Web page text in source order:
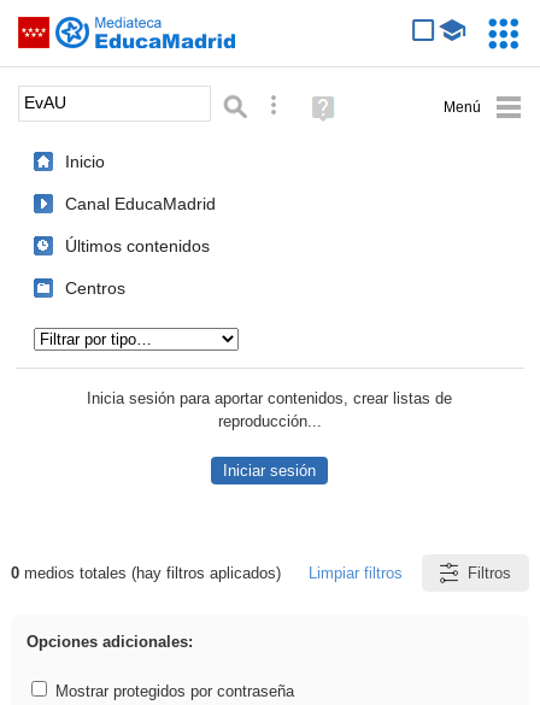
Saltar navegación
Palabra o frase: Búsqueda avanzada
Ayuda
(en
Inicio
Canal EducaMadrid
Últimos contenidos
Centros
Inicia sesión para aportar contenidos, crear listas de
reproducción...
Iniciar sesión
Resultados de: EvAU
0medios totales (hay filtros aplicados) Limpiar filtros Filtros
Opciones adicionales:
Mostrar protegidos por contraseña